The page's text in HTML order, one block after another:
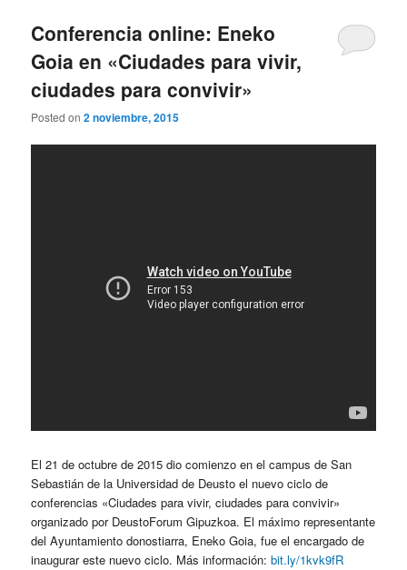
Conferencia online: Eneko
Goia en «Ciudades para vivir,
ciudades para convivir»
Posted on2 noviembre, 2015
El 21 de octubre de 2015 dio comienzo en el campus de San
Sebastián de la Universidad de Deusto el nuevo ciclo de
conferencias «Ciudades para vivir, ciudades para convivir»
organizado por DeustoForum Gipuzkoa. El máximo representante
del Ayuntamiento donostiarra, Eneko Goia, fue el encargado de
inaugurar este nuevo ciclo. Más información:bit.ly/1kvk9fR